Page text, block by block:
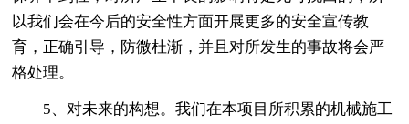
以我们会在今后的安全性方面开展更多的安全宣传教
育，正确引导，防微杜渐，并且对所发生的事故将会严
格处理。
5、对未来的构想。我们在本项目所积累的机械施工